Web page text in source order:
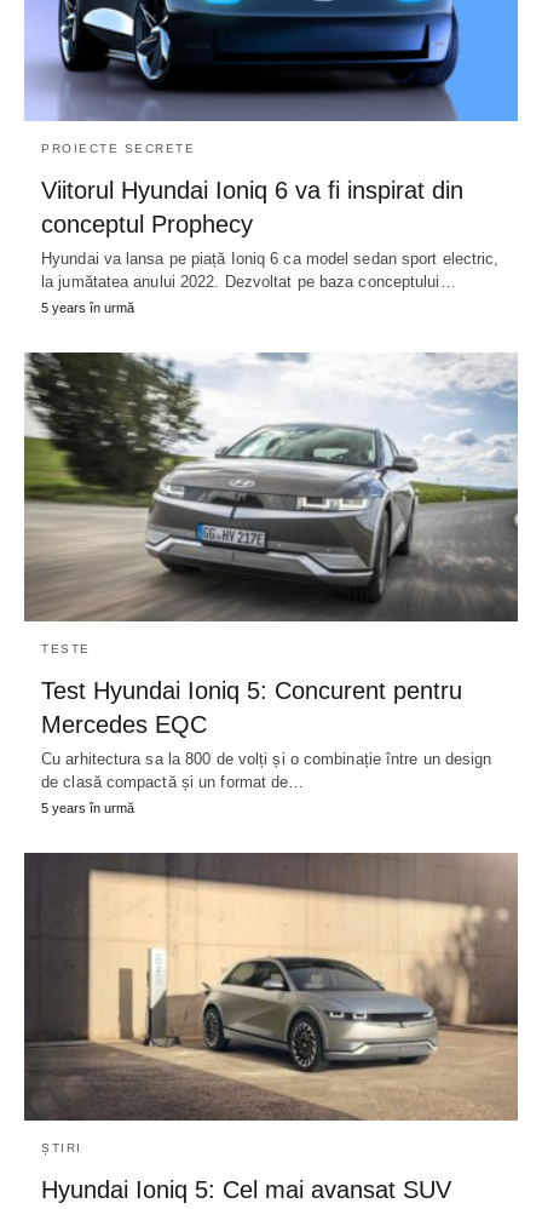
PROIECTE SECRETE
Viitorul Hyundai Ioniq 6 va fi inspirat din
conceptul Prophecy
Hyundai va lansa pe piață Ioniq 6 ca model sedan sport electric,
la jumătatea anului 2022. Dezvoltat pe baza conceptului…
5 years în urmă
TESTE
Test Hyundai Ioniq 5: Concurent pentru
Mercedes EQC
Cu arhitectura sa la 800 de volți și o combinație între un design
de clasă compactă și un format de…
5 years în urmă
ȘTIRI
Hyundai Ioniq 5: Cel mai avansat SUV